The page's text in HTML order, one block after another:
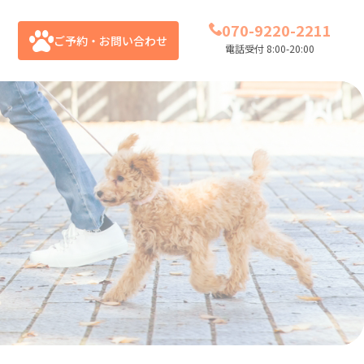
ご予約・お問い合わせ 070-9220-2211
電話受付 8:00-20:00